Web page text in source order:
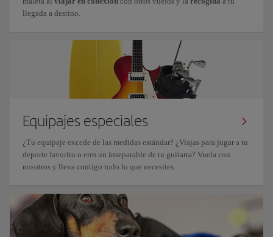
llegada a destino.
Equipajes especiales
¿Tu equipaje excede de las medidas estándar? ¿Viajas para jugar a tu
deporte favorito o eres un inseparable de tu guitarra? Vuela con
nosotros y lleva contigo todo lo que necesites.